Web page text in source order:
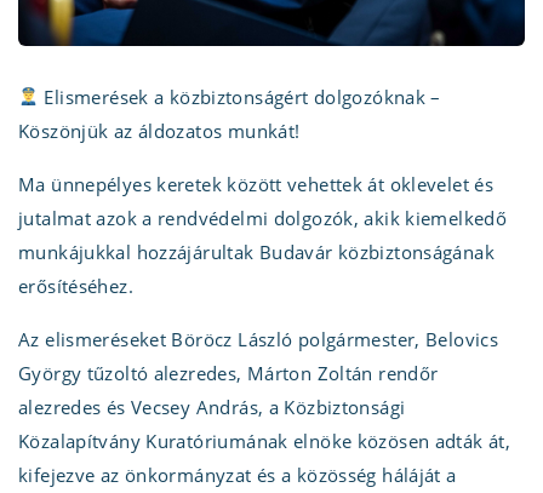
Elismerések a közbiztonságért dolgozóknak –
Köszönjük az áldozatos munkát!
Ma ünnepélyes keretek között vehettek át oklevelet és
jutalmat azok a rendvédelmi dolgozók, akik kiemelkedő
munkájukkal hozzájárultak Budavár közbiztonságának
erősítéséhez.
Az elismeréseket Böröcz László polgármester, Belovics
György tűzoltó alezredes, Márton Zoltán rendőr
alezredes és Vecsey András, a Közbiztonsági
Közalapítvány Kuratóriumának elnöke közösen adták át,
kifejezve az önkormányzat és a közösség háláját a